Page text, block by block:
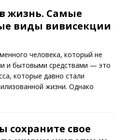
жизнь. Самые
виды вивисекции
человека, который не
и бытовыми средствами — это
которые давно стали
жизни. Однако
сохраните свое